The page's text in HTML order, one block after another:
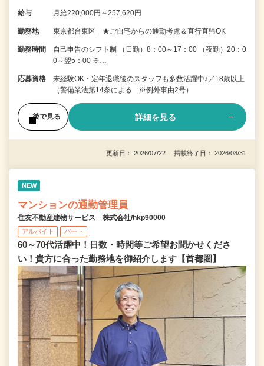
給与 月給220,000円～257,620円
勤務地 東京都台東区 ★ご自宅からの通勤考慮＆直行直帰OK
勤務時間
自己申告のシフト制 （日勤）8：00～17：00 （夜勤）20：0
0～翌5：00 ※…
応募資格
未経験OK・定年退職後のスタッフも多数活躍中♪／18歳以上
（警備業法第14条による ※例外事由2号）
後で見る 詳細を見る
更新日： 2026/07/22 掲載終了日： 2026/08/31
NEW
マンションの通勤管理員
住友不動産建物サービス 株式会社/hkp90000
アルバイト パート
60～70代活躍中！日数・時間等ご希望お聞かせくださ
い！貴方に合った勤務地を御紹介します【首都圏】